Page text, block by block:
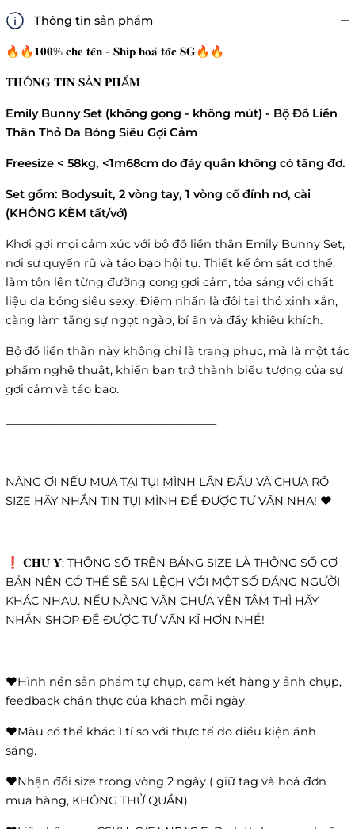
Thông tin sản phẩm
🔥🔥𝟏𝟎𝟎% 𝐜𝐡𝐞 𝐭𝐞̂𝐧 - 𝐒𝐡𝐢𝐩 𝐡𝐨𝐚̉ 𝐭𝐨̂́𝐜 𝐒𝐆🔥🔥
𝐓𝐇Ô𝐍𝐆 𝐓𝐈𝐍 𝐒Ả𝐍 𝐏𝐇Ẩ𝐌
Emily Bunny Set (không gọng - không mút) - Bộ Đồ Liền
Thân Thỏ Da Bóng Siêu Gợi Cảm
Freesize < 58kg, <1m68cm do đáy quần không có tăng đơ.
Set gồm: Bodysuit, 2 vòng tay, 1 vòng cổ đính nơ, cài
(KHÔNG KÈM tất/vớ)
Khơi gợi mọi cảm xúc với bộ đồ liền thân Emily Bunny Set,
nơi sự quyến rũ và táo bạo hội tụ. Thiết kế ôm sát cơ thể,
làm tôn lên từng đường cong gợi cảm, tỏa sáng với chất
liệu da bóng siêu sexy. Điểm nhấn là đôi tai thỏ xinh xắn,
càng làm tăng sự ngọt ngào, bí ẩn và đầy khiêu khích.
Bộ đồ liền thân này không chỉ là trang phục, mà là một tác
phẩm nghệ thuật, khiến bạn trở thành biểu tượng của sự
gợi cảm và táo bạo.
NÀNG ƠI NẾU MUA TẠI TỤI MÌNH LẦN ĐẦU VÀ CHƯA RÕ
SIZE HÃY NHẮN TIN TỤI MÌNH ĐỂ ĐƯỢC TƯ VẤN NHA! ❤️
❗️ 𝐂𝐇𝐔́ 𝐘́: THÔNG SỐ TRÊN BẢNG SIZE LÀ THÔNG SỐ CƠ
BẢN NÊN CÓ THỂ SẼ SAI LỆCH VỚI MỘT SỐ DÁNG NGƯỜI
KHÁC NHAU. NẾU NÀNG VẪN CHƯA YÊN TÂM THÌ HÃY
NHẮN SHOP ĐỂ ĐƯỢC TƯ VẤN KĨ HƠN NHÉ!
❤️Hình nền sản phẩm tự chụp, cam kết hàng y ảnh chụp,
feedback chân thực của khách mỗi ngày.
❤️Màu có thể khác 1 tí so với thực tế do điều kiện ánh
sáng.
❤️Nhận đổi size trong vòng 2 ngày ( giữ tag và hoá đơn
mua hàng, KHÔNG THỬ QUẦN).